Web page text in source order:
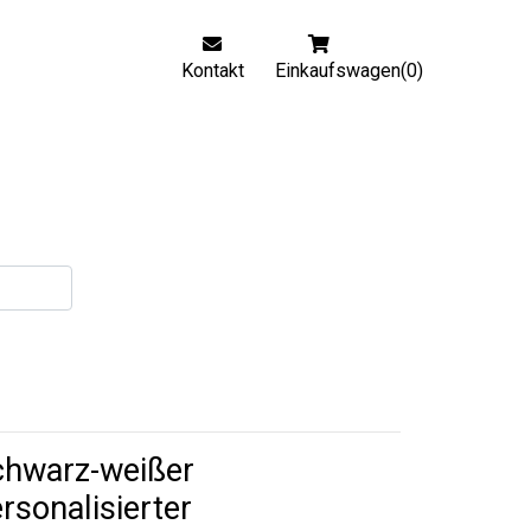
Kontakt Einkaufswagen(0)
weißer